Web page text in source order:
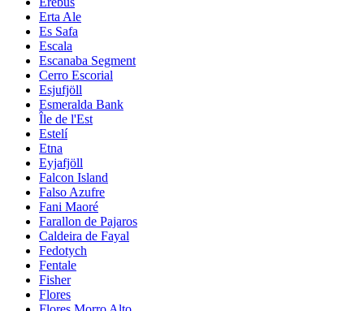
Erta Ale
Es Safa
Escala
Escanaba Segment
Cerro Escorial
Esjufjöll
Esmeralda Bank
Île de l'Est
Estelí
Etna
Eyjafjöll
Falcon Island
Falso Azufre
Fani Maoré
Farallon de Pajaros
Caldeira de Fayal
Fedotych
Fentale
Fisher
Flores